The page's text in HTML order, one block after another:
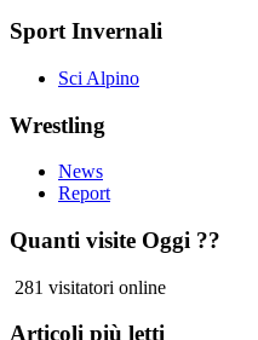
Sport Invernali
Sci Alpino
Wrestling
News
Report
Quanti visite Oggi ??
281 visitatori online
Articoli più letti